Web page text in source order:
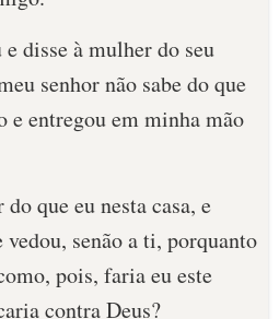
disse à mulher do seu
senhor não sabe do que
e entregou em minha mão
que eu nesta casa, e
senão a ti, porquanto
pois, faria eu este
contra Deus?